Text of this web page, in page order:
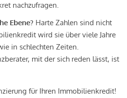
nachzufragen.
Ebene? Harte Zahlen sind nicht
wird sie über viele Jahre
in schlechten Zeiten.
mit der sich reden lässt, ist
für Ihren Immobilienkredit!